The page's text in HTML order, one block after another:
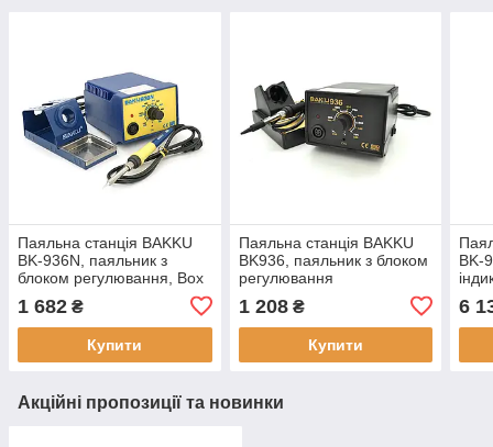
Паяльна станція BAKKU
BK-936N, паяльник з
блоком регулювання, Box
потужність 50 Вт
1 682 ₴
Купити
Паяльна станція BAKKU
BK936, паяльник з блоком
регулювання
потужність 50 Вт,
температура 200-480 °C
1 208₴
Купити
BK-
6
Акційні пропозиції та новинки